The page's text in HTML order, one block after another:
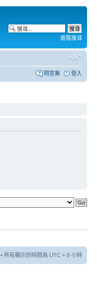
進階搜尋
問答集 登入
• 所有顯示的時間為 UTC + 8 小時